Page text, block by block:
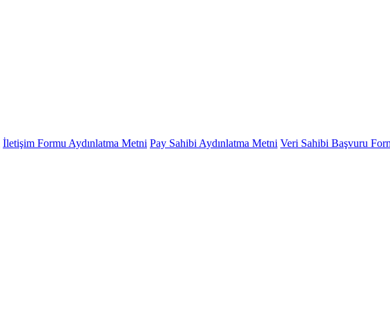
İletişim Formu Aydınlatma Metni Pay Sahibi Aydınlatma Metni Veri Sahibi Başvuru